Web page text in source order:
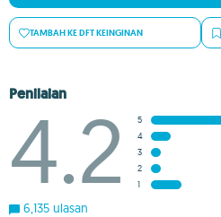
TAMBAH KE DFT KEINGINAN
Penilaian
4.2
5
4
3
2
1
6,135 ulasan